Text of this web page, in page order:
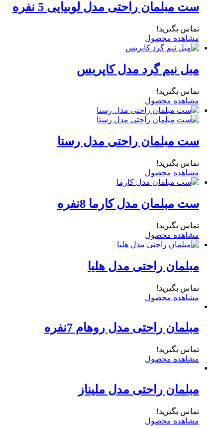
ست مبلمان راحتی مدل لوبیایی 5 نفره
تماس بگیرید!
مشاهده محصول
مبل نیم گرد مدل کاپریس
تماس بگیرید!
مشاهده محصول
ست مبلمان راحتی مدل رستا
تماس بگیرید!
مشاهده محصول
ست مبلمان مدل کارما 8نفره
تماس بگیرید!
مشاهده محصول
مبلمان راحتی مدل هلیا
تماس بگیرید!
مشاهده محصول
مبلمان راحتی مدل روهام 7نفره
تماس بگیرید!
مشاهده محصول
مبلمان راحتی مدل ملیناز
تماس بگیرید!
مشاهده محصول